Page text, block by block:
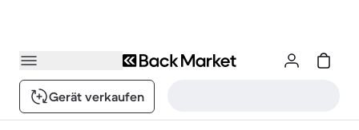
Gerät verkaufen